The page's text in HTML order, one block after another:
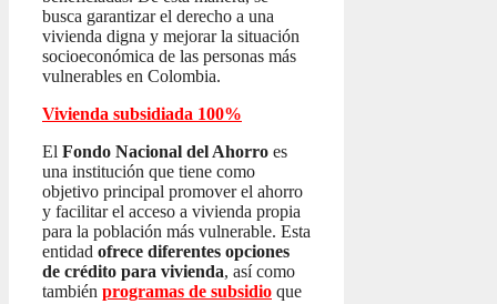
busca garantizar el derecho a una
vivienda digna y mejorar la situación
socioeconómica de las personas más
vulnerables en Colombia.
Vivienda subsidiada 100%
El Fondo Nacional del Ahorro es
una institución que tiene como
objetivo principal promover el ahorro
y facilitar el acceso a vivienda propia
para la población más vulnerable. Esta
entidad ofrece diferentes opciones
de crédito para vivienda, así como
también programas de subsidio que